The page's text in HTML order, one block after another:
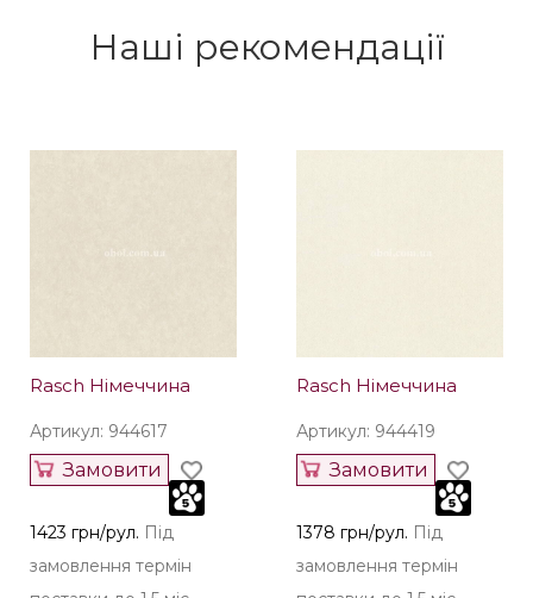
Rasch Німеччина
Артикул: 944617
Замовити
Під
замовлення термін
поставки до 1,5 міс.
Rasch Німеччина
Артикул: 944419
Замовити
Під
замовлення термін
поставки до 1,5 міс.